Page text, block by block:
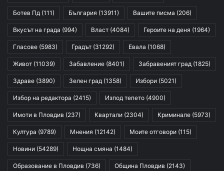
Ботев Пд (111) България (13911) Вашите писма (206)
Вкусът на града (994) Власт (4084) Героите на деня (1964)
Гласове (5983) Градът (31292) Евала (1068)
Живот (11039) Забавление (8401) Забравеният град (1825)
Здраве (3890) Зелен град (1358) Избори (5021)
Избор на редактора (2415) Изпод тепето (4900)
Имоти в Пловдив (237) Квартали (2304) Криминале (5973)
Култура (9789) Мнения (12142) Моите отговори (115)
Новини (54289) Нощна смяна (1484)
Образование в Пловдив (736) Община Пловдив (2143)